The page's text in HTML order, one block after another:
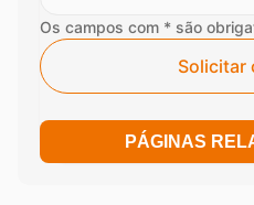
Os campos com * são
Solicitar
PÁGINAS